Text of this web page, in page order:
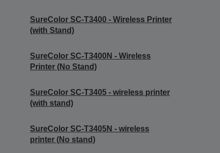
SureColor SC-T3400 - Wireless Printer
(with Stand)
SureColor SC-T3400N - Wireless
Printer (No Stand)
SureColor SC-T3405 - wireless printer
(with stand)
SureColor SC-T3405N - wireless
printer (No stand)